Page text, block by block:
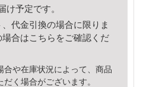
け予定です。
代金引換の場合に限りま
合はこちら をご確認くだ
や在庫状況によって、商品
く場合がございます。